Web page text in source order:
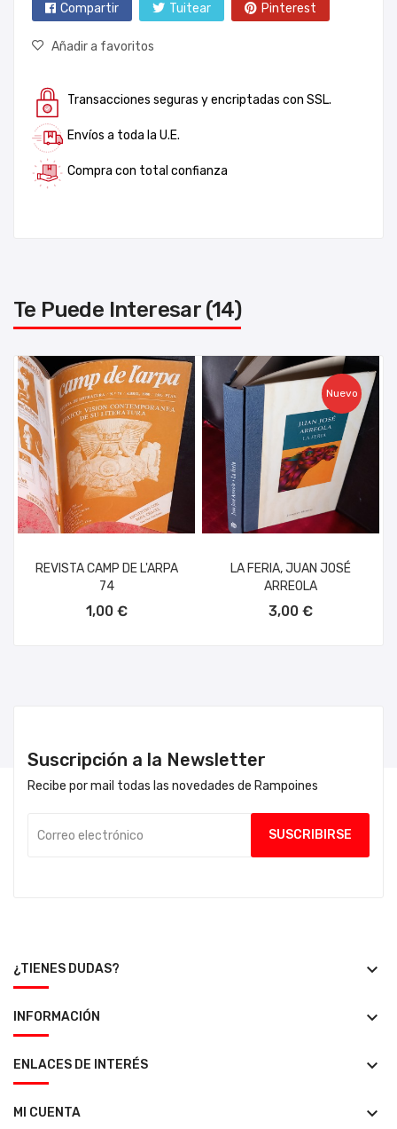
Compartir Tuitear Pinterest
Añadir a favoritos
Transacciones seguras y encriptadas con SSL.
Envíos a toda la U.E.
Compra con total confianza
Te Puede Interesar (14)
REVISTA CAMP DE L'ARPA
74
1,00 €
Nuevo
LA FERIA, JUAN JOSÉ
ARREOLA
3,00 €
Suscripción a la Newsletter
Recibe por mail todas las novedades de Rampoines
¿TIENES DUDAS? keyboard_arrow_down
INFORMACIÓN keyboard_arrow_down
ENLACES DE INTERÉS keyboard_arrow_down
MI CUENTA keyboard_arrow_down